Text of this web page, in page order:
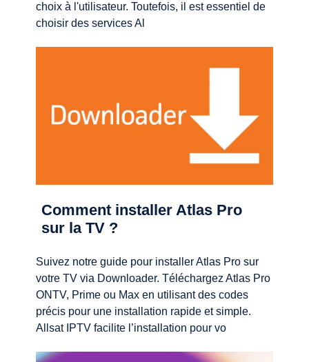
choix à l'utilisateur. Toutefois, il est essentiel de
choisir des services Al
Comment installer Atlas Pro
sur la TV ?
Suivez notre guide pour installer Atlas Pro sur
votre TV via Downloader. Téléchargez Atlas Pro
ONTV, Prime ou Max en utilisant des codes
précis pour une installation rapide et simple.
Allsat IPTV facilite l’installation pour vo